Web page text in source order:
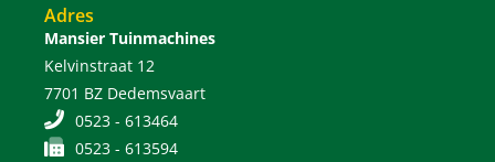
Adres
Mansier Tuinmachines
Kelvinstraat 12
7701 BZ Dedemsvaart
0523 - 613464
0523 - 613594